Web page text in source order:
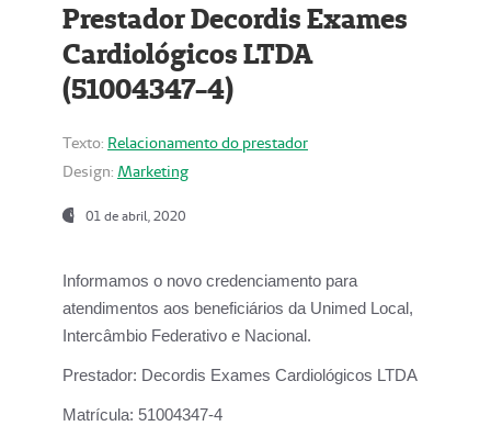
Prestador Decordis Exames
Cardiológicos LTDA
(51004347-4)
Texto: Relacionamento do prestador
Design: Marketing
01 de abril, 2020
Informamos o novo credenciamento para
atendimentos aos beneficiários da Unimed Local,
Intercâmbio Federativo e Nacional.
Prestador: Decordis Exames Cardiológicos LTDA
Matrícula: 51004347-4